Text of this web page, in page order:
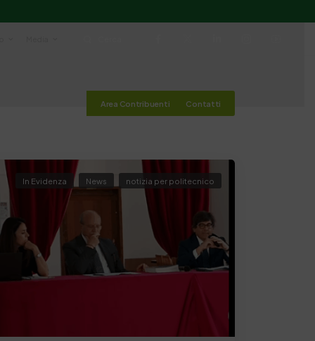
Area Contribuenti Contatti
In Evidenza News notizia per politecnico